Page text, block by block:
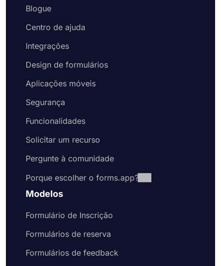
Blogue
Centro de ajuda
Integrações
Design de formulários
Aplicações móveis
Segurança
Funcionalidades
Solicitar um recurso
Pergunte à comunidade
Porque escolher o forms.app?
Modelos
Formulário de Inscrição
Formulários de reserva
Formulários de feedback